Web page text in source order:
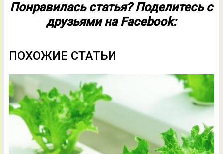
Понравилась статья? Поделитесь с
друзьями на Facebook:
ПОХОЖИЕ СТАТЬИ